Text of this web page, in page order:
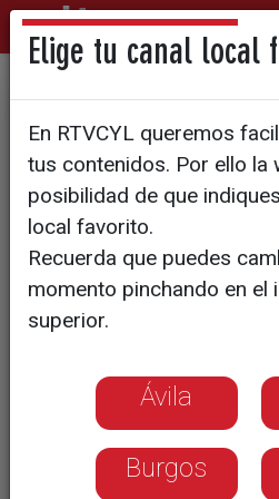
Mojados llena
torno al eclipse
Elige tu canal local
En RTVCYL queremos
tus contenidos. Por ello la
posibilidad de que
local favorito.
Recuerda que puedes
momento pinchando en el
superior.
Ávila
Burgos